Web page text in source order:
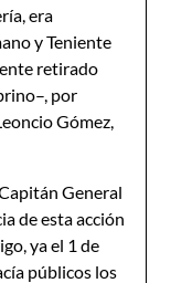
era
y Teniente
retirado
por
Gómez,
General
de esta acción
ya el 1 de
públicos los